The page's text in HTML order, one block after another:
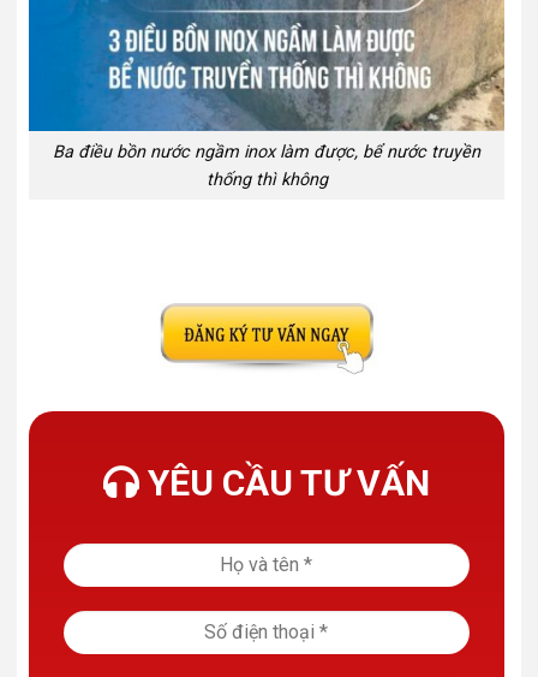
Ba điều bồn nước ngầm inox làm được, bể nước truyền
thống thì không
YÊU CẦU TƯ VẤN